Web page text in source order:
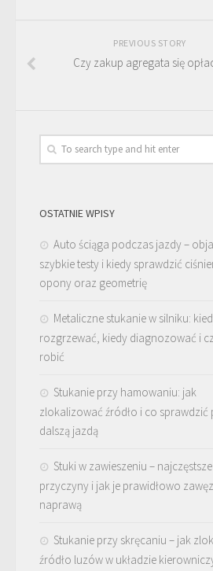
PREVIOUS STORY
Czy zakup agregata się
OSTATNIE WPISY
Auto ściąga podczas jazdy –
szybkie testy i kiedy sprawdzić
opony oraz geometrię
Metaliczne stukanie w silniku:
rozgrzewać, kiedy diagnozować i
robić
Stukanie przy hamowaniu: jak
zlokalizować źródło i co sprawdzić
dalszą jazdą
Stuki w zawieszeniu – najczęstsze
przyczyny i jak je prawidłowo
naprawą
Stukanie przy skręcaniu – jak
źródło luzów w układzie